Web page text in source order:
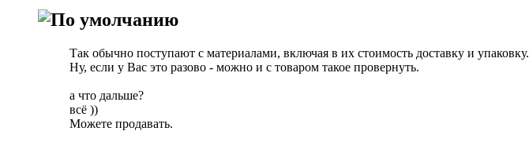
Так обычно поступают с материалами, включая в их стоимость доставку и упаковку.
Ну, если у Вас это разово - можно и с товаром такое провернуть.
а что дальше?
всё ))
Можете продавать.